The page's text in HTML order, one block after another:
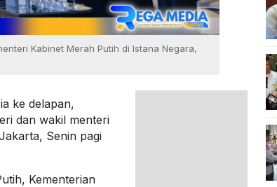
Kabinet Merah Putih di Istana Negara,
ke delapan,
dan wakil menteri
Senin pagi
Kementerian